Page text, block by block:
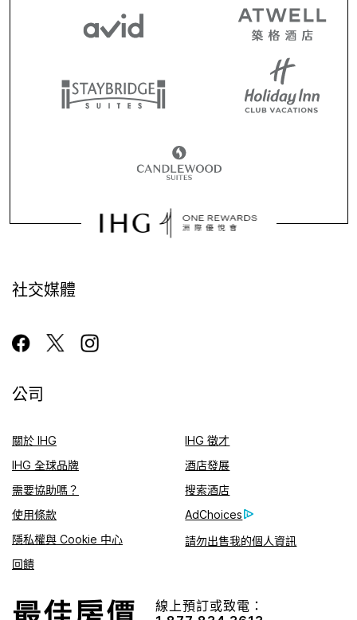
社交媒體
公司
關於 IHG
IHG 徵才
IHG 全球品牌
酒店發展
需要協助嗎？
搜索酒店
使用條款
AdChoices
隱私權與 Cookie 中心
請勿出售我的個人資訊
回饋
線上預訂或致電：